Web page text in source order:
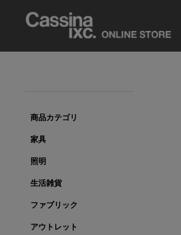
商品カテゴリ
家具
照明
生活雑貨
ファブリック
アウトレット